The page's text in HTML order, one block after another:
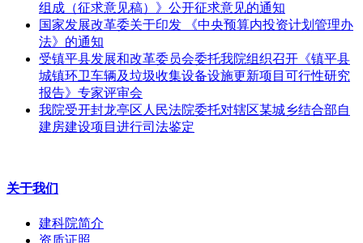
组成（征求意见稿）》公开征求意见的通知
国家发展改革委关于印发 《中央预算内投资计划管理办
法》的通知
受镇平县发展和改革委员会委托我院组织召开《镇平县
城镇环卫车辆及垃圾收集设备设施更新项目可行性研究
报告》专家评审会
我院受开封龙亭区人民法院委托对辖区某城乡结合部自
建房建设项目进行司法鉴定
关于我们
建科院简介
资质证照